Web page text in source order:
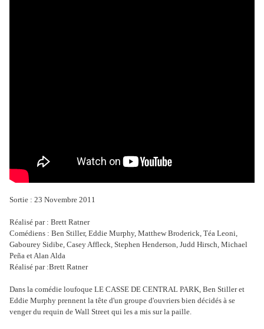
Sortie : 23 Novembre 2011
Réalisé par : Brett Ratner
Comédiens : Ben Stiller, Eddie Murphy, Matthew Broderick, Téa Leoni,
Gabourey Sidibe, Casey Affleck, Stephen Henderson, Judd Hirsch, Michael
Peña et Alan Alda
Réalisé par :Brett Ratner
Dans la comédie loufoque LE CASSE DE CENTRAL PARK, Ben Stiller et
Eddie Murphy prennent la tête d'un groupe d'ouvriers bien décidés à se
venger du requin de Wall Street qui les a mis sur la paille.